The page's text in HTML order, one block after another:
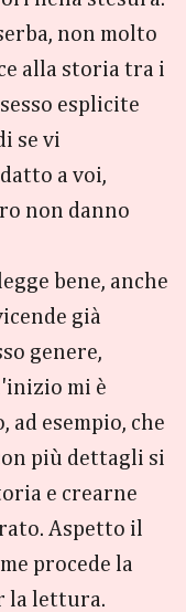
non molto
alla storia tra i
esplicite
se vi
a voi,
non danno
bene, anche
già
genere,
mi è
esempio, che
più dettagli si
e crearne
Aspetto il
procede la
la lettura.